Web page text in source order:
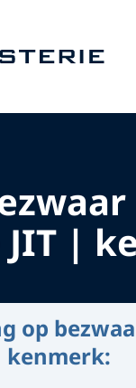
|
op
kenmerk: